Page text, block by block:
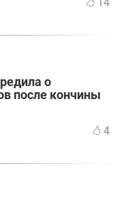
о
после кончины
4